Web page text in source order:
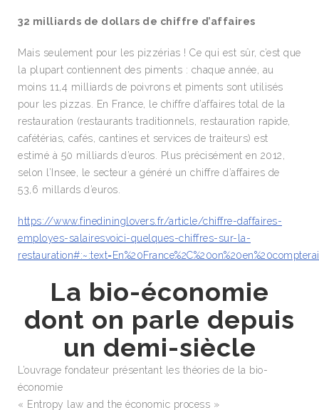
32 milliards de dollars de chiffre d’affaires
Mais seulement pour les pizzérias ! Ce qui est sûr, c’est que
la plupart contiennent des piments : chaque année, au
moins 11,4 milliards de poivrons et piments sont utilisés
pour les pizzas. En France, le chiffre d’affaires total de la
restauration (restaurants traditionnels, restauration rapide,
cafétérias, cafés, cantines et services de traiteurs) est
estimé à 50 milliards d’euros. Plus précisément en 2012,
selon l’Insee, le secteur a généré un chiffre d’affaires de
53,6 millards d’euros.
https://www.finedininglovers.fr/article/chiffre-daffaires-
employes-salairesvoici-quelques-chiffres-sur-la-
La bio-économie
dont on parle depuis
un demi-siècle
L’ouvrage fondateur présentant les théories de la bio-
économie
« Entropy law and the économic process »